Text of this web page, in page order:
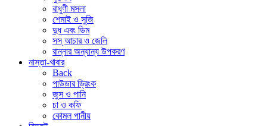
রাধুণী মসলা
শেমাই ও সুজি
দুধ এবং ডিম
সস্ আচার ও জেলি
রান্নার অন্যান্য উপকরণ
নাস্তা-খাবার
Back
পাউডার ড্রিংক
জুস ও পানি
চা ও কফি
কোমল পানীয়